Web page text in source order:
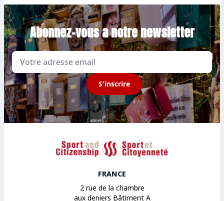
Abonnez-vous a notre newsletter
S'inscrire
Sport et Citoyenneté
FRANCE
2 rue de la chambre
aux deniers Bâtiment A